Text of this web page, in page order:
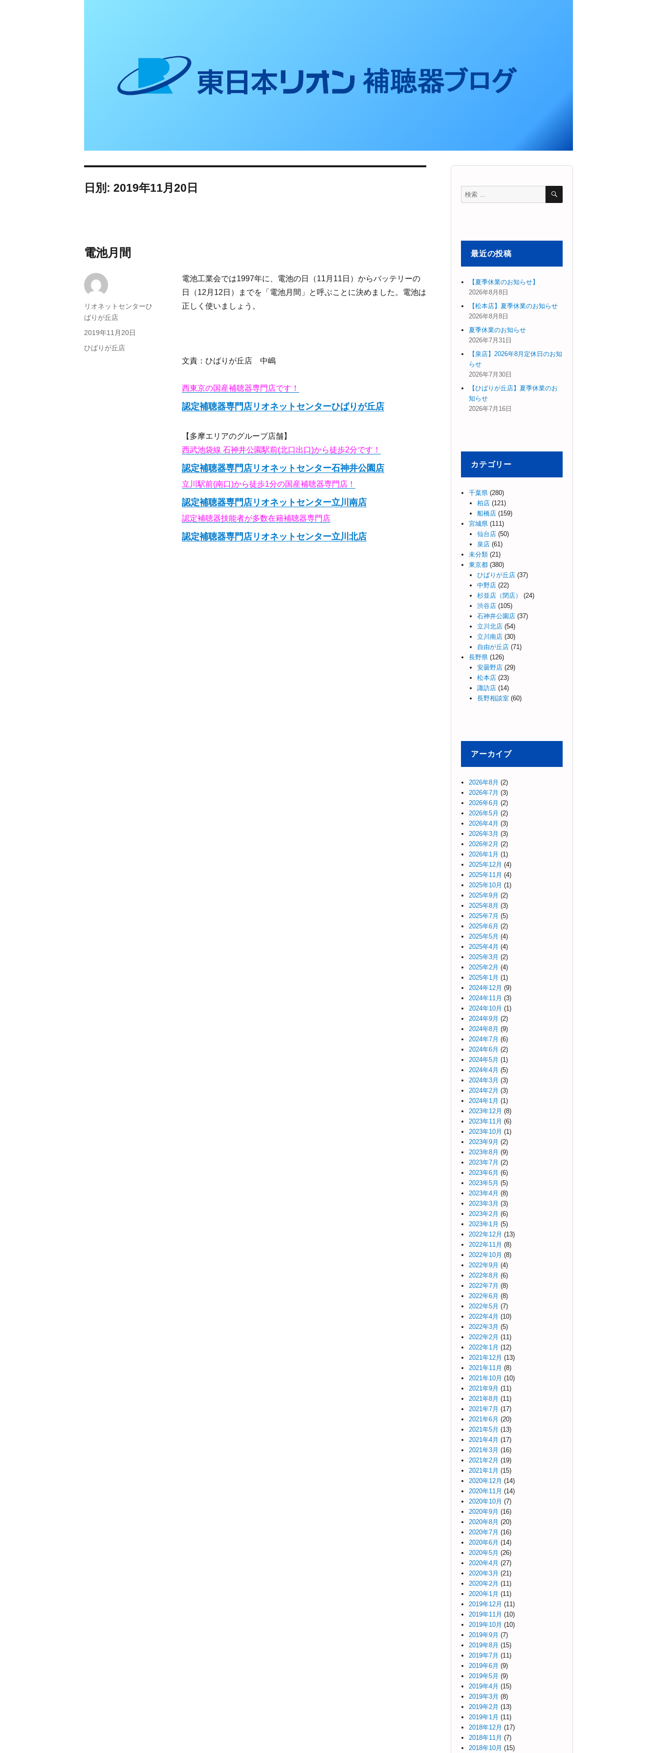
日別: 2019年11月20日
電池月間
電池工業会では1997年に、電池の日（11月11日）からバッテリーの
日（12月12日）までを「電池月間」と呼ぶことに決めました。電池は
正しく使いましょう。
文責：ひばりが丘店 中嶋
西東京の国産補聴器専門店です！
認定補聴器専門店リオネットセンターひばりが丘店
【多摩エリアのグループ店舗】
西武池袋線 石神井公園駅前(北口出口)から徒歩2分です！
認定補聴器専門店リオネットセンター石神井公園店
立川駅前(南口)から徒歩1分の国産補聴器専門店！
認定補聴器専門店リオネットセンター立川南店
認定補聴器技能者が多数在籍補聴器専門店
認定補聴器専門店リオネットセンター立川北店
投
稿
者
リオネットセンターひ
ばりが丘店
投
稿
2019年11月20日
カ
ひばりが丘店
検
索
検
最近の投稿
【夏季休業のお知らせ】
2026年8月8日
【松本店】夏季休業のお知らせ
2026年8月8日
夏季休業のお知らせ
2026年7月31日
【泉店】2026年8月定休日のお知
らせ
2026年7月30日
【ひばりが丘店】夏季休業のお
知らせ
2026年7月16日
カテゴリー
千葉県 (280)
柏店(121)
船橋店(159)
宮城県 (111)
仙台店(50)
泉店(61)
未分類 (21)
東京都 (380)
ひばりが丘店(37)
中野店(22)
杉並店（閉店）
(24)
渋谷店(105)
石神井公園店(37)
立川北店(54)
立川南店(30)
自由が丘店(71)
長野県 (126)
安曇野店(29)
松本店(23)
諏訪店(14)
長野相談室(60)
アーカイブ
2026年8月 (2)
2026年7月 (3)
2026年6月 (2)
2026年5月 (2)
2026年4月 (3)
2026年3月 (3)
2026年2月 (2)
2026年1月 (1)
2025年12月 (4)
2025年11月 (4)
2025年10月 (1)
2025年9月 (2)
2025年8月 (3)
2025年7月 (5)
2025年6月 (2)
2025年5月 (4)
2025年4月 (4)
2025年3月 (2)
2025年2月 (4)
2025年1月 (1)
2024年12月 (9)
2024年11月 (3)
2024年10月 (1)
2024年9月 (2)
2024年8月 (9)
2024年7月 (6)
2024年6月 (2)
2024年5月 (1)
2024年4月 (5)
2024年3月 (3)
2024年2月 (3)
2024年1月 (1)
2023年12月 (8)
2023年11月 (6)
2023年10月 (1)
2023年9月 (2)
2023年8月 (9)
2023年7月 (2)
2023年6月 (6)
2023年5月 (5)
2023年4月 (8)
2023年3月 (3)
2023年2月 (6)
2023年1月 (5)
2022年12月 (13)
2022年11月 (8)
2022年10月 (8)
2022年9月 (4)
2022年8月 (6)
2022年7月 (8)
2022年6月 (8)
2022年5月 (7)
2022年4月 (10)
2022年3月 (5)
2022年2月 (11)
2022年1月 (12)
2021年12月 (13)
2021年11月 (8)
2021年10月 (10)
2021年9月 (11)
2021年8月 (11)
2021年7月 (17)
2021年6月 (20)
2021年5月 (13)
2021年4月 (17)
2021年3月 (16)
2021年2月 (19)
2021年1月 (15)
2020年12月 (14)
2020年11月 (14)
2020年10月 (7)
2020年9月 (16)
2020年8月 (20)
2020年7月 (16)
2020年6月 (14)
2020年5月 (26)
2020年4月 (27)
2020年3月 (21)
2020年2月 (11)
2020年1月 (11)
2019年12月 (11)
2019年11月 (10)
2019年10月 (10)
2019年9月 (7)
2019年8月 (15)
2019年7月 (11)
2019年6月 (9)
2019年5月 (9)
2019年4月 (15)
2019年3月 (8)
2019年2月 (13)
2019年1月 (11)
2018年12月 (17)
2018年11月 (7)
2018年10月 (15)